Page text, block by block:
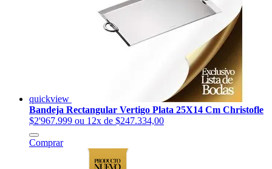
quickview
Bandeja Rectangular Vertigo Plata 25X14 Cm Christofle
$2'967.999 ou 12x de $247.334,00
Comprar